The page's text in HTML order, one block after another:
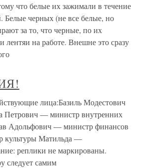
что белые их зажимали в течение
Белые черных (не все белые, но
за то, что черные, по их
лентяи на работе. Внешне это сразу
лица:Базиль Модестович
Петрович — министр внутренних
Адольфович — министр финансов
Матильда —
реплики не маркированы.
следует самим